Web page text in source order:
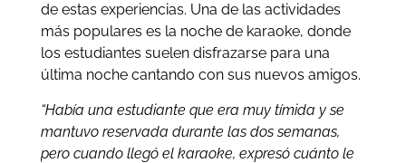
de estas experiencias. Una de las actividades
más populares es la noche de karaoke, donde
los estudiantes suelen disfrazarse para una
última noche cantando con sus nuevos amigos.
“Había una estudiante que era muy tímida y se
mantuvo reservada durante las dos semanas,
pero cuando llegó el karaoke, expresó cuánto le